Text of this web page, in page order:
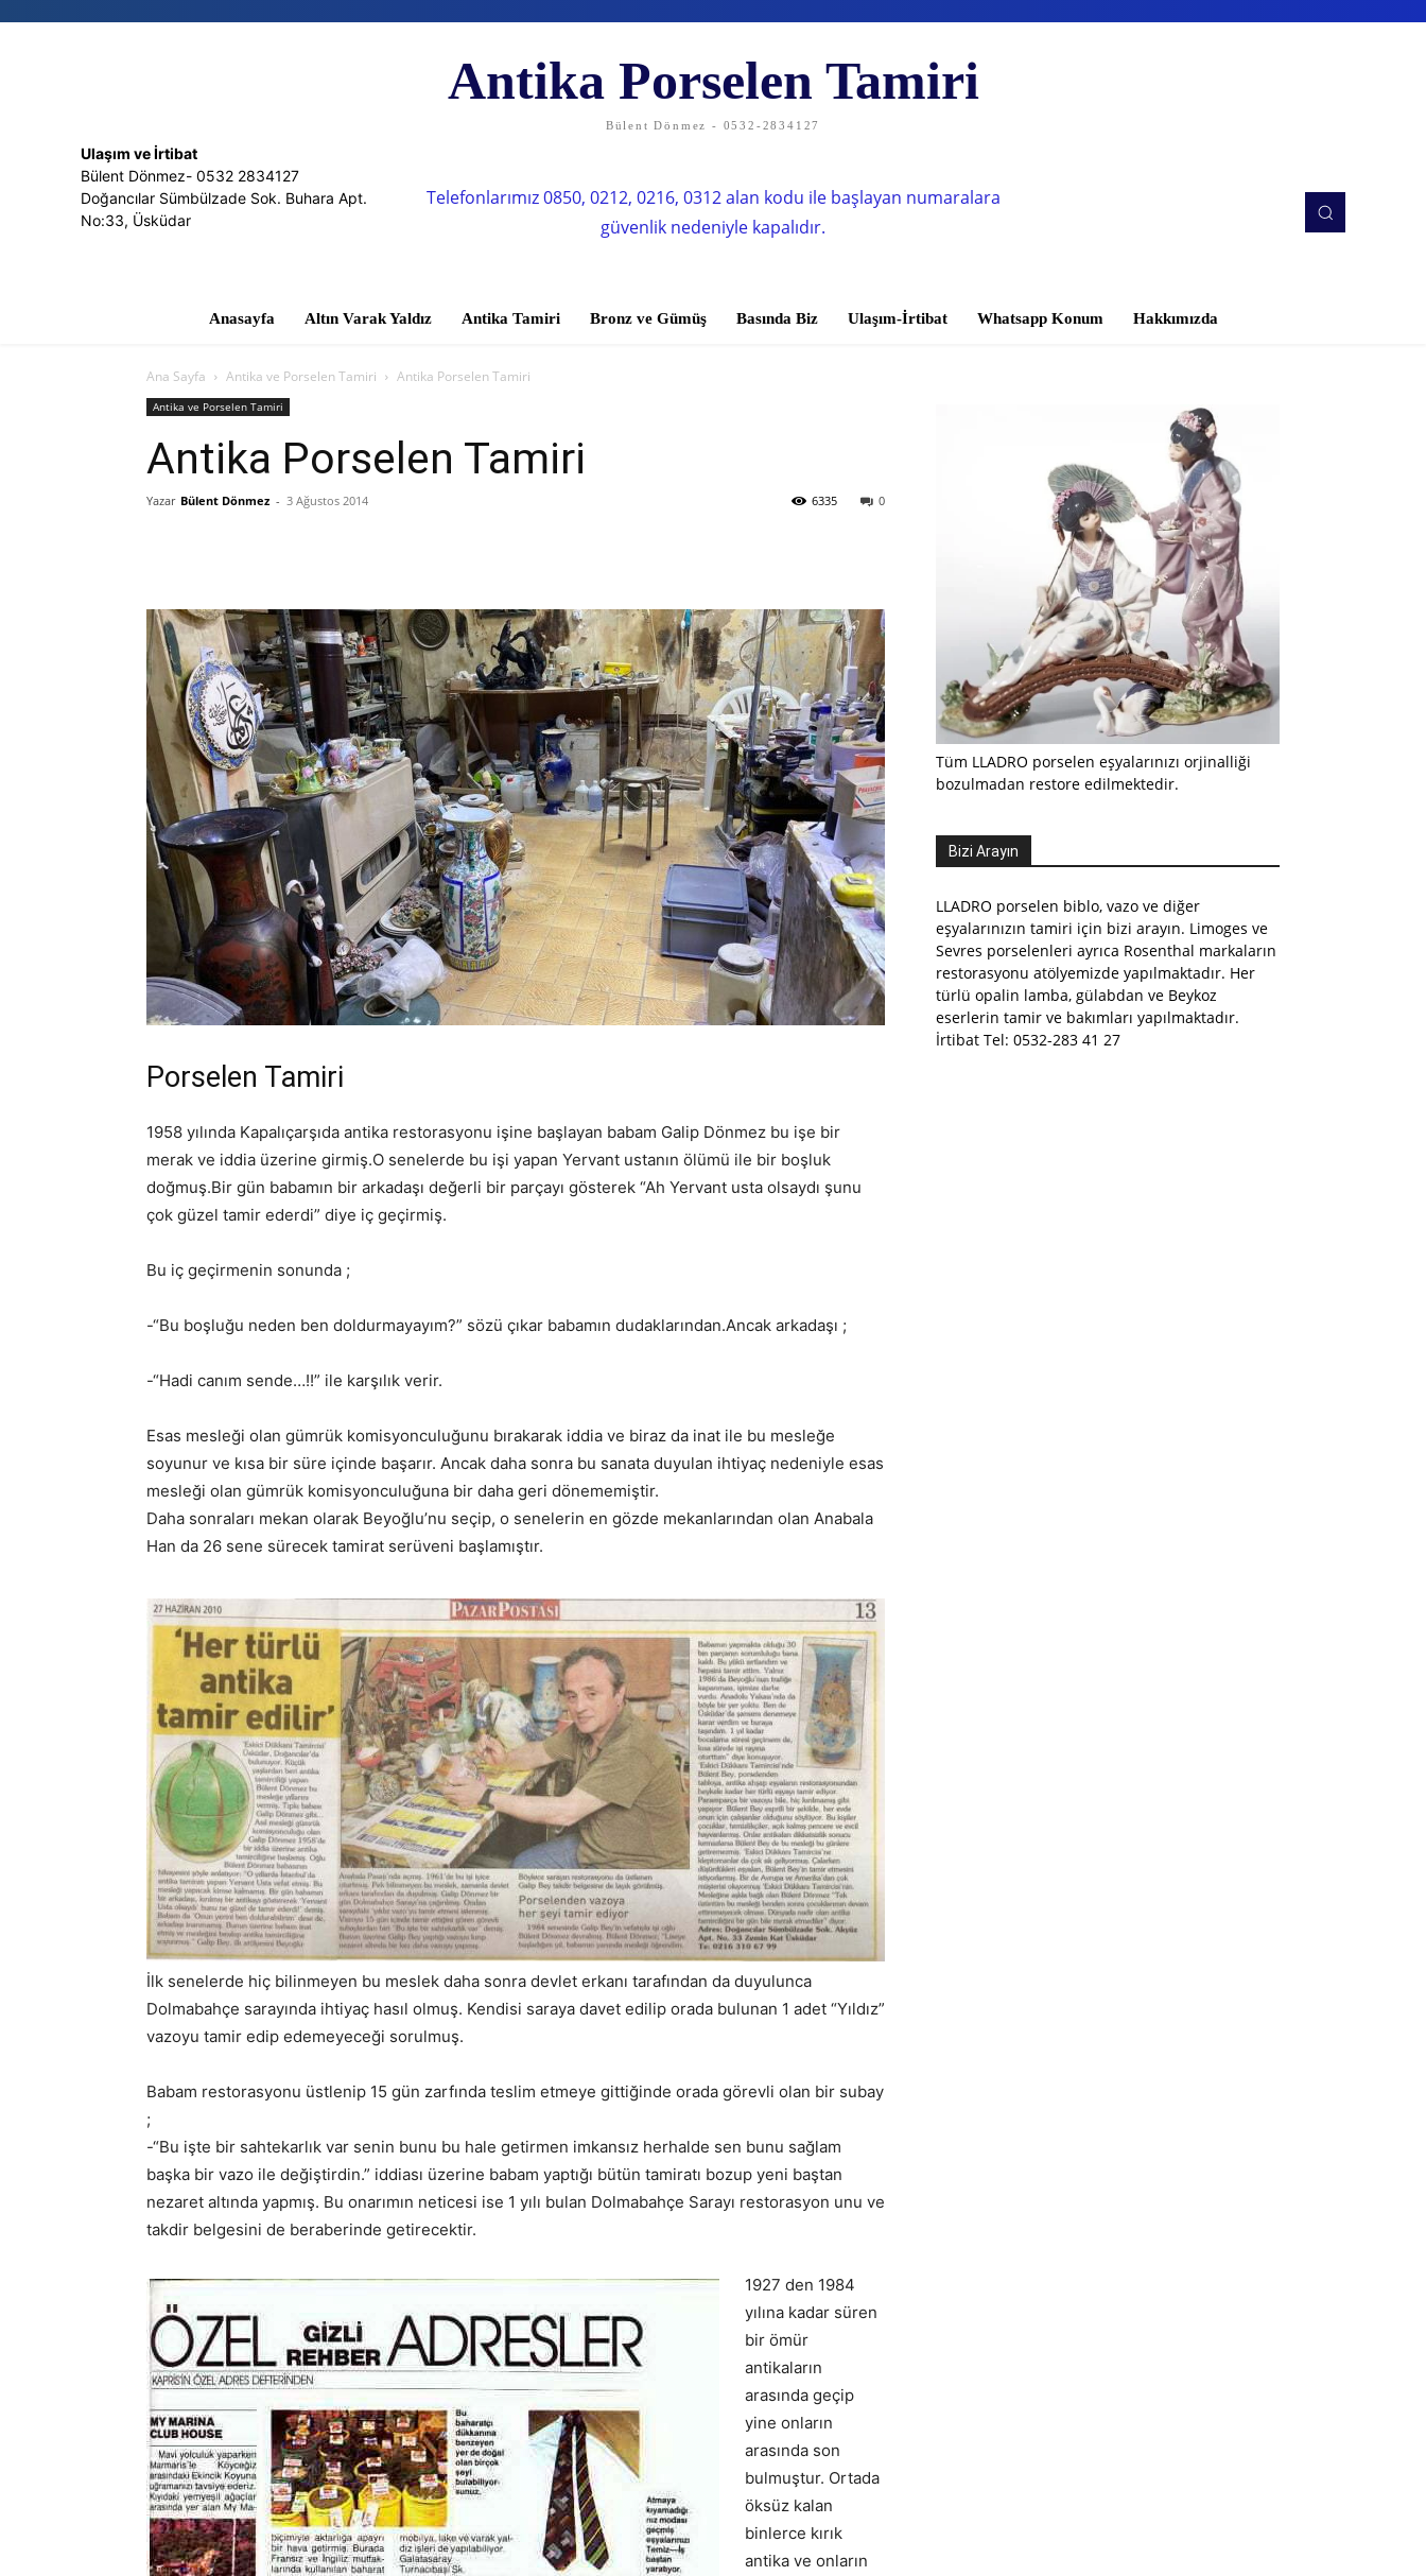
Antika Porselen Tamiri
Bülent Dönmez - 0532-2834127
Ulaşım ve İrtibat
Bülent Dönmez- 0532 2834127
Doğancılar Sümbülzade Sok. Buhara Apt.
No:33, Üsküdar
Telefonlarımız 0850, 0212, 0216, 0312 alan kodu ile başlayan numaralara
güvenlik nedeniyle kapalıdır.
Anasayfa Altın Varak Yaldız Antika Tamiri Bronz ve Gümüş Basında Biz Ulaşım-İrtibat Whatsapp Konum Hakkımızda
Ana Sayfa Antika ve Porselen Tamiri Antika Porselen Tamiri
Antika ve Porselen Tamiri
Antika Porselen Tamiri
Yazar Bülent Dönmez - 3 Ağustos 2014 0
6335
Porselen Tamiri
1958 yılında Kapalıçarşıda antika restorasyonu işine başlayan babam Galip Dönmez bu işe bir
merak ve iddia üzerine girmiş.O senelerde bu işi yapan Yervant ustanın ölümü ile bir boşluk
doğmuş.Bir gün babamın bir arkadaşı değerli bir parçayı gösterek “Ah Yervant usta olsaydı şunu
çok güzel tamir ederdi” diye iç geçirmiş.
Bu iç geçirmenin sonunda ;
-“Bu boşluğu neden ben doldurmayayım?” sözü çıkar babamın dudaklarından.Ancak arkadaşı ;
-“Hadi canım sende…!!” ile karşılık verir.
Esas mesleği olan gümrük komisyonculuğunu bırakarak iddia ve biraz da inat ile bu mesleğe
soyunur ve kısa bir süre içinde başarır. Ancak daha sonra bu sanata duyulan ihtiyaç nedeniyle esas
mesleği olan gümrük komisyonculuğuna bir daha geri dönememiştir.
Daha sonraları mekan olarak Beyoğlu’nu seçip, o senelerin en gözde mekanlarından olan Anabala
Han da 26 sene sürecek tamirat serüveni başlamıştır.
İlk senelerde hiç bilinmeyen bu meslek daha sonra devlet erkanı tarafından da duyulunca
Dolmabahçe sarayında ihtiyaç hasıl olmuş. Kendisi saraya davet edilip orada bulunan 1 adet “Yıldız”
vazoyu tamir edip edemeyeceği sorulmuş.
Babam restorasyonu üstlenip 15 gün zarfında teslim etmeye gittiğinde orada görevli olan bir subay
;
-“Bu işte bir sahtekarlık var senin bunu bu hale getirmen imkansız herhalde sen bunu sağlam
başka bir vazo ile değiştirdin.” iddiası üzerine babam yaptığı bütün tamiratı bozup yeni baştan
nezaret altında yapmış. Bu onarımın neticesi ise 1 yılı bulan Dolmabahçe Sarayı restorasyon unu ve
takdir belgesini de beraberinde getirecektir.
1927 den 1984
yılına kadar süren
bir ömür
antikaların
arasında geçip
yine onların
arasında son
bulmuştur. Ortada
öksüz kalan
binlerce kırık
antika ve onların
Tüm LLADRO porselen eşyalarınızı orjinalliği
bozulmadan restore edilmektedir.
Bizi Arayın
LLADRO porselen biblo, vazo ve diğer
eşyalarınızın tamiri için bizi arayın. Limoges ve
Sevres porselenleri ayrıca Rosenthal markaların
restorasyonu atölyemizde yapılmaktadır. Her
türlü opalin lamba, gülabdan ve Beykoz
eserlerin tamir ve bakımları yapılmaktadır.
İrtibat Tel: 0532-283 41 27